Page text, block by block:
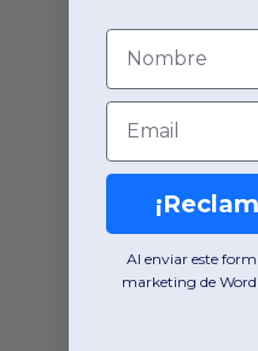
Nombre
Email
Al enviar este
marketing de